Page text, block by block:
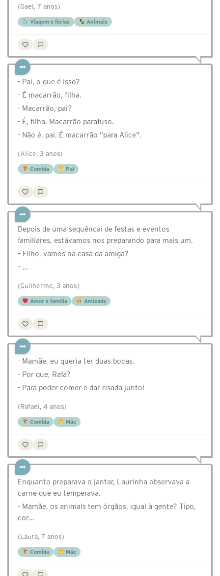
(Gael, 7 anos)
Viagem e férias Animais
- Pai, o que é isso?
- É macarrão, filha.
- Macarrão, pai?
- É, filha. Macarrão parafuso.
- Não é, pai. É macarrão "para Alice".
(Alice, 3 anos)
Comida Pai
Depois de uma sequêncai de festas e eventos
familiares, estávamos nos preparando para mais um.
– Filho, vamos na casa da amiga?
– …
(Guilherme, 3 anos)
Amor e família Amizade
- Mamãe, eu queria ter duas bocas.
- Por que, Rafa?
- Para poder comer e dar risada junto!
(Rafael, 4 anos)
Comida Mãe
Enquanto preparava o jantar, Laurinha observava a
carne que eu temperava.
- Mamãe, os animais tem órgãos, igual à gente? Tipo,
cor…
(Laura, 7 anos)
Comida Mãe